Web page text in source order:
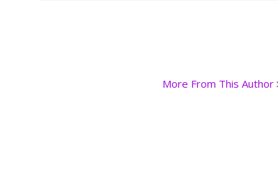
More From This Author